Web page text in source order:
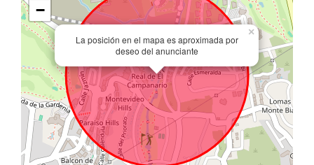
La posición en el mapa es aproximada por
deseo del anunciante
×
−